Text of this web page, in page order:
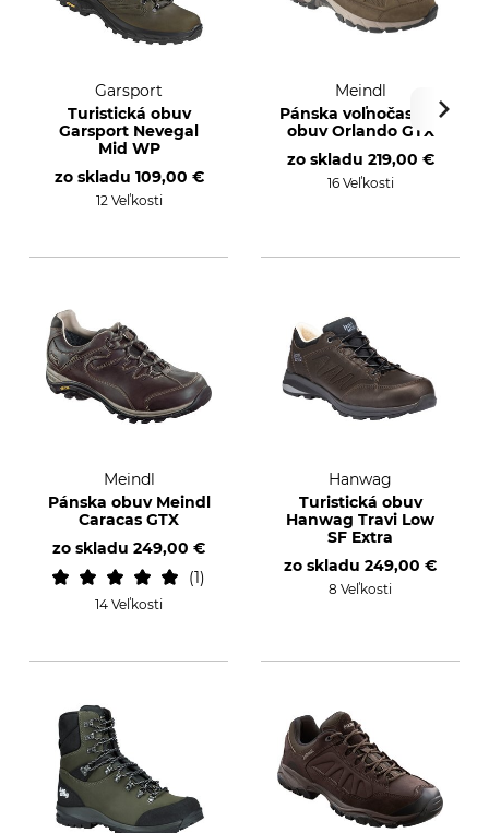
Garsport
Turistická obuv
Garsport Nevegal
Mid WP
zo skladu 109,00 €
12 Veľkosti
Meindl
Pánska voľnočasová
obuv Orlando GTX
zo skladu 219,00 €
16 Veľkosti
Meindl
Pánska obuv Meindl
Caracas GTX
zo skladu 249,00 €
1
14 Veľkosti
Hanwag
Turistická obuv
Hanwag Travi Low
SF Extra
zo skladu 249,00 €
8 Veľkosti